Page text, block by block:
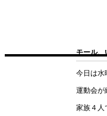
モール、
今日は水
運動会が
家族４人